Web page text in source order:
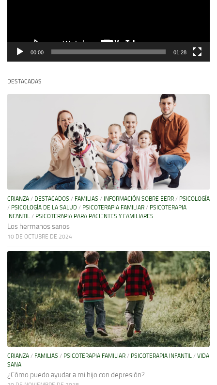
00:00 01:28
DESTACADAS
CRIANZA / DESTACADOS / FAMILIAS / INFORMACIÓN SOBRE EERR / PSICOLOGÍA
/ PSICOLOGÍA DE LA SALUD / PSICOTERAPIA FAMILIAR / PSICOTERAPIA
INFANTIL / PSICOTERAPIA PARA PACIENTES Y FAMILIARES
Los hermanos sanos
10 DE OCTUBRE DE 2024
CRIANZA / FAMILIAS / PSICOTERAPIA FAMILIAR / PSICOTERAPIA INFANTIL / VIDA
SANA
¿Cómo puedo ayudar a mi hijo con depresión?